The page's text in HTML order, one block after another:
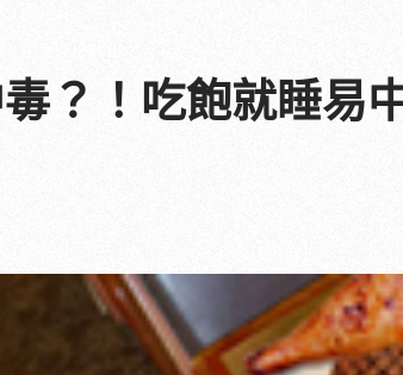
？！吃飽就睡易